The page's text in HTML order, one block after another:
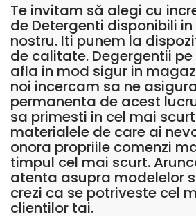
Te invitam să alegi cu
de Detergenti disponibili
nostru. Iti punem la
de calitate. Degergentii
afla in mod sigur in
noi incercam sa ne
permanenta de acest
sa primesti in cel mai
materialele de care ai
onora propriile comenzi
timpul cel mai scurt.
atenta asupra modelelor
crezi ca se potriveste cel
clientilor tai.